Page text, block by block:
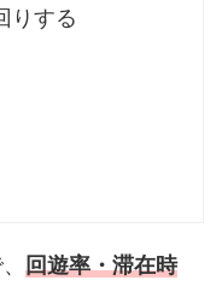
りする
回遊率・滞在時